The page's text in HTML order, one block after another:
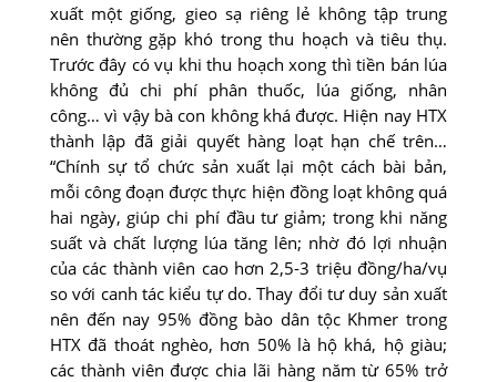
xuất một giống, gieo sạ riêng lẻ không tập trung
nên thường gặp khó trong thu hoạch và tiêu thụ.
Trước đây có vụ khi thu hoạch xong thì tiền bán lúa
không đủ chi phí phân thuốc, lúa giống, nhân
công… vì vậy bà con không khá được. Hiện nay HTX
thành lập đã giải quyết hàng loạt hạn chế trên…
“Chính sự tổ chức sản xuất lại một cách bài bản,
mỗi công đoạn được thực hiện đồng loạt không quá
hai ngày, giúp chi phí đầu tư giảm; trong khi năng
suất và chất lượng lúa tăng lên; nhờ đó lợi nhuận
của các thành viên cao hơn 2,5-3 triệu đồng/ha/vụ
so với canh tác kiểu tự do. Thay đổi tư duy sản xuất
nên đến nay 95% đồng bào dân tộc Khmer trong
HTX đã thoát nghèo, hơn 50% là hộ khá, hộ giàu;
các thành viên được chia lãi hàng năm từ 65% trở